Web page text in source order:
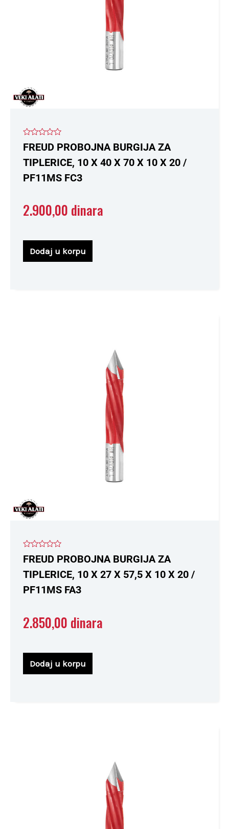
Ocenjeno
sa
0
od
FREUD PROBOJNA BURGIJA ZA
TIPLERICE, 10 X 40 X 70 X 10 X 20 /
PF11MS FC3
2.900,00 dinara
Dodaj u korpu
Ocenjeno
sa
0
od
FREUD PROBOJNA BURGIJA ZA
TIPLERICE, 10 X 27 X 57,5 X 10 X 20 /
PF11MS FA3
2.850,00 dinara
Dodaj u korpu